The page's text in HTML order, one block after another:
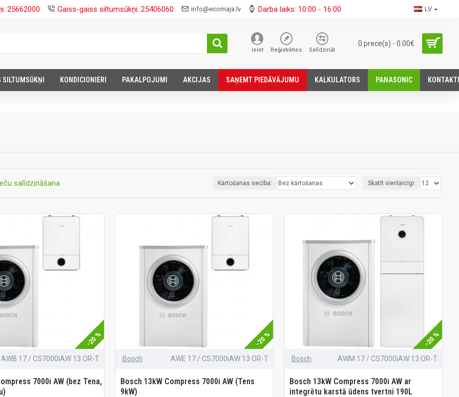
25662000 Gaiss-gaiss siltumsūkņi: 25406060 info@ecomaja.lv Darba laiks: 10:00 - 16:00 LV
Ieiet Reģistrēties Salīdzināt
0 prece(s) - 0.00€
KONDICIONIERI PAKALPOJUMI AKCIJAS SАŅEMT PIEDĀVĀJUMU KALKULATORS PANASONIC KONTAKTI
salīdzināšana Kārtošanas secība: Skatīt vienlaicīgi:
-20 %
AWB 17 / CS7000iAW 13 OR-T
7000i AW (bez Tena,
-20 %
Bosch AWE 17 / CS7000iAW 13 OR-T
Bosch 13kW Compress 7000i AW (Tens
9kW)
-20 %
Bosch AWM 17 / CS7000iAW 13 OR-T
Bosch 13kW Compress 7000i AW ar
integrētu karstā ūdens tvertni 190L